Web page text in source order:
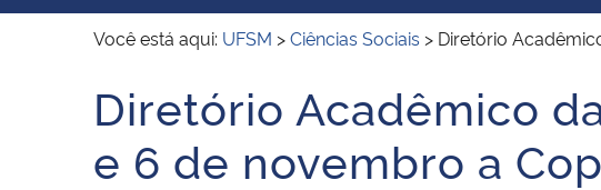
Institucional
Você está aqui: UFSM >Ciências Sociais > Diretório
Início do conteúdo
Diretório Acadêmico
e 6 de novembro a